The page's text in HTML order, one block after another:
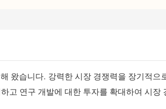
왔습니다. 강력한 시장 경쟁력을 장기적으
고 연구 개발에 대한 투자를 확대하여 시장